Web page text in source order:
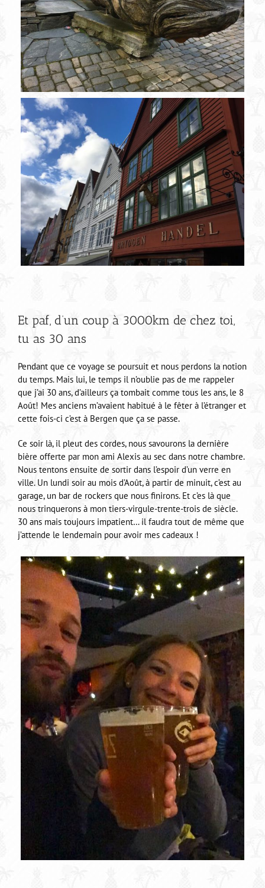
Et paf, d’un coup à 3000km de chez toi,
tu as 30 ans
Pendant que ce voyage se poursuit et nous perdons la notion
du temps. Mais lui, le temps il n’oublie pas de me rappeler
que j’ai 30 ans, d’ailleurs ça tombait comme tous les ans, le 8
Août! Mes anciens m’avaient habitué à le fêter à l’étranger et
cette fois-ci c’est à Bergen que ça se passe.
Ce soir là, il pleut des cordes, nous savourons la dernière
bière offerte par mon ami Alexis au sec dans notre chambre.
Nous tentons ensuite de sortir dans l’espoir d’un verre en
ville. Un lundi soir au mois d’Août, à partir de minuit, c’est au
garage, un bar de rockers que nous finirons. Et c’es là que
nous trinquerons à mon tiers-virgule-trente-trois de siècle.
30 ans mais toujours impatient… il faudra tout de même que
j’attende le lendemain pour avoir mes cadeaux !